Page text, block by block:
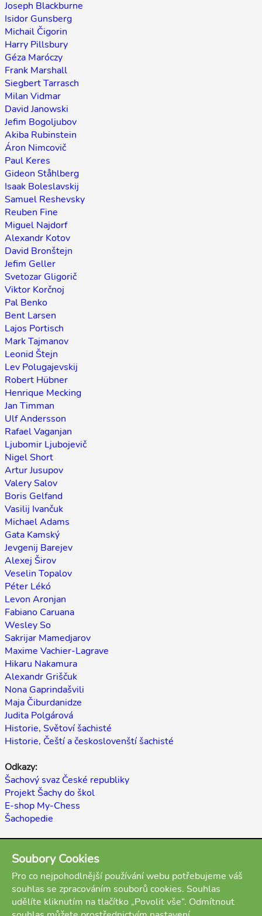
Joseph Blackburne
Isidor Gunsberg
Michail Čigorin
Harry Pillsbury
Géza Maróczy
Frank Marshall
Siegbert Tarrasch
Milan Vidmar
David Janowski
Jefim Bogoljubov
Akiba Rubinstein
Áron Nimcovič
Paul Keres
Gideon Ståhlberg
Isaak Boleslavskij
Samuel Reshevsky
Reuben Fine
Miguel Najdorf
Alexandr Kotov
David Bronštejn
Jefim Geller
Svetozar Gligorič
Viktor Korčnoj
Pal Benko
Bent Larsen
Lajos Portisch
Mark Tajmanov
Leonid Štejn
Lev Polugajevskij
Robert Hübner
Henrique Mecking
Jan Timman
Ulf Andersson
Rafael Vaganjan
Ljubomir Ljubojevič
Nigel Short
Artur Jusupov
Valery Salov
Boris Gelfand
Vasilij Ivančuk
Michael Adams
Gata Kamský
Jevgenij Barejev
Alexej Širov
Veselin Topalov
Péter Lékó
Levon Aronjan
Fabiano Caruana
Wesley So
Sakrijar Mamedjarov
Maxime Vachier-Lagrave
Hikaru Nakamura
Alexandr Griščuk
Nona Gaprindašvili
Maja Čiburdanidze
Judita Polgárová
Historie, Světoví šachisté
Historie, Čeští a českoslovenští šachisté
Odkazy:
Šachový svaz České republiky
Projekt Šachy do škol
E-shop My-Chess
Šachopedie
(autoři: Miloslav Vanka, Martin Beil, Antonín Čížek, stav:
hotovo)
Přílohy:
Schlechter Karl partie
Soubory Cookies
Pro co nejpohodlnější používání webu potřebujeme váš
souhlas se zpracováním souborů cookies. Souhlas
udělíte kliknutím na tlačítko „Povolit vše“. Odmítnout